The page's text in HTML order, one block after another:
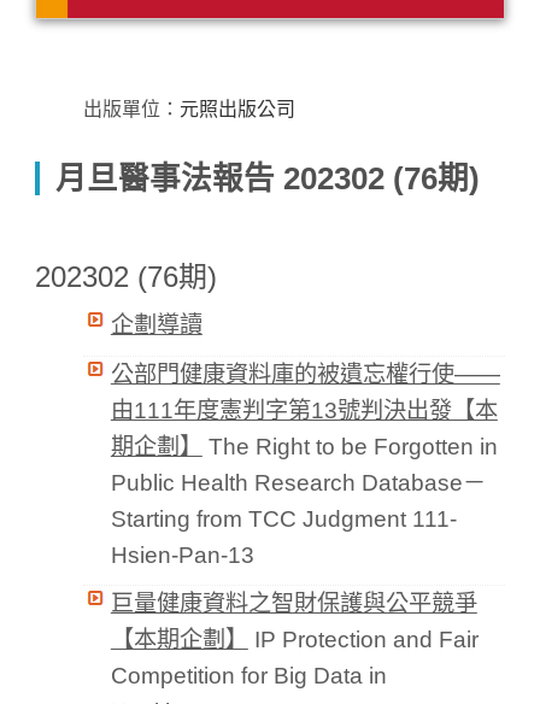
出版單位： 元照出版公司
月旦醫事法報告 202302 (76期)
202302 (76期)
企劃導讀
公部門健康資料庫的被遺忘權行使——
由111年度憲判字第13號判決出發【本
期企劃】
The Right to be Forgotten in
Public Health Research Database－
Starting from TCC Judgment 111-
Hsien-Pan-13
巨量健康資料之智財保護與公平競爭
【本期企劃】
IP Protection and Fair
Competition for Big Data in